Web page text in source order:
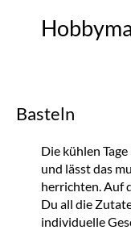
Basteln
Die kühlen
und lässt das
herrichten. Auf
Du all die
individuelle